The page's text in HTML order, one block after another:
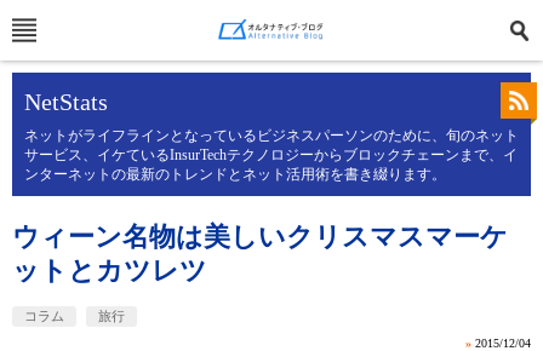
NetStats
ネットがライフラインとなっているビジネスパーソンのために、旬のネット
サービス、イケているInsurTechテクノロジーからブロックチェーンまで、イ
ンターネットの最新のトレンドとネット活用術を書き綴ります。
ウィーン名物は美しいクリスマスマーケ
ットとカツレツ
コラム 旅行
» 2015/12/04